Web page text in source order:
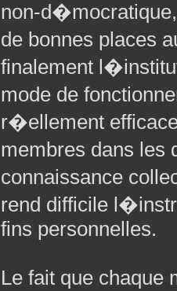
non-
de bonnes places
finalement
mode de
r�ellement
membres dans les
connaissance
rend difficile
fins personnelles.
Le fait que